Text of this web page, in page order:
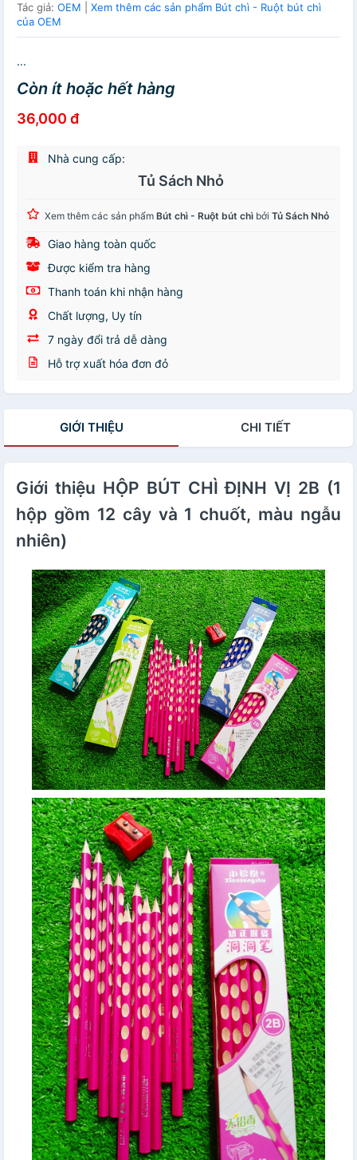
Tác giả: OEM
Xem thêm các sản phẩm Bút chì - Ruột bút chì
của OEM
...
Còn ít hoặc hết hàng
36,000 đ
Nhà cung cấp:
Tủ Sách Nhỏ
Xem thêm các sản phẩm Bút chì - Ruột bút chì bởi Tủ Sách Nhỏ
Giao hàng toàn quốc
Được kiểm tra hàng
Thanh toán khi nhận hàng
Chất lượng, Uy tín
7 ngày đổi trả dễ dàng
Hỗ trợ xuất hóa đơn đỏ
GIỚI THIỆU CHI TIẾT
Giới thiệu HỘP BÚT CHÌ ĐỊNH VỊ 2B (1
hộp gồm 12 cây và 1 chuốt, màu ngẫu
nhiên)